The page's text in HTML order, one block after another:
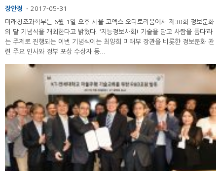
장안정 - 2017-05-31
미래창조과학부는 6월 1일 오후 서울 코엑스 오디토리움에서 제30회 정보문화
의 달 기념식을 개최한다고 밝혔다. ‘지능정보사회! 기술을 담고 사람을 품다’라
는 주제로 진행되는 이번 기념식에는 최양희 미래부 장관을 비롯한 정보문화 관
련 주요 인사와 정부 포상 수상자 등...